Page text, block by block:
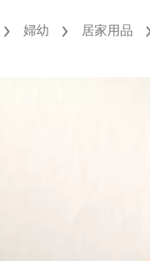
婦幼 居家用品